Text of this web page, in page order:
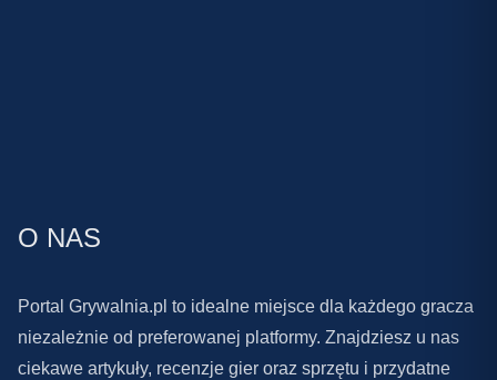
O NAS
Portal Grywalnia.pl to idealne miejsce dla każdego gracza
niezależnie od preferowanej platformy. Znajdziesz u nas
ciekawe artykuły, recenzje gier oraz sprzętu i przydatne